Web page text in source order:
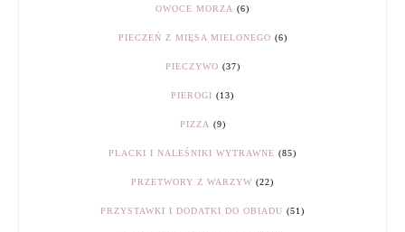
OWOCE MORZA (6)
PIECZEŃ Z MIĘSA MIELONEGO (6)
PIECZYWO (37)
PIEROGI (13)
PIZZA (9)
PLACKI I NALEŚNIKI WYTRAWNE (85)
PRZETWORY Z WARZYW (22)
PRZYSTAWKI I DODATKI DO OBIADU (51)